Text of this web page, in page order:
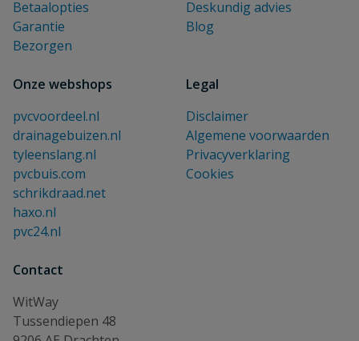
Betaalopties
Garantie
Bezorgen
Deskundig advies
Blog
Onze webshops
pvcvoordeel.nl
drainagebuizen.nl
tyleenslang.nl
pvcbuis.com
schrikdraad.net
haxo.nl
pvc24.nl
Legal
Disclaimer
Algemene voorwaarden
Privacyverklaring
Cookies
Contact
WitWay
Tussendiepen 48